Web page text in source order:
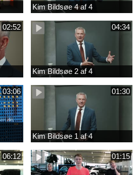
Kim Bildsøe 4 af 4
02:52 04:34
Kim Bildsøe 2 af 4
03:06 01:30
Kim Bildsøe 1 af 4
06:12 01:15